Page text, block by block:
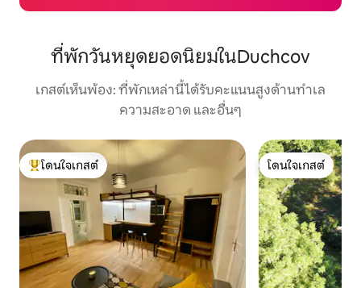
ที่พักวันหยุดยอดนิยมในDuchcov
เกสต์เห็นพ้อง: ที่พักเหล่านี้ได้รับคะแนนสูงด้านทำเล
ความสะอาด และอื่นๆ
โดนใจเกสต์ที่สุด
โดนใจเกสต์
โดนใจเกสต์
โดนใจเกสต์